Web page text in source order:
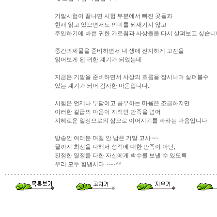
기말시험이 끝나면 시험 부분에서 빠진 곳들과
현재 읽고 있으면서도 의미를 되새기지 않고
주입하기에 바쁜 귀한 가르침과 사상들을 다시 살펴보고 싶습
중간과제물을 준비하면서 내 생애 진지하게 고전을
읽어보게 된 귀한 계기가 되었는데
지금은 기말을 준비하면서 사상의 흐름을 잠시나마 살펴볼수
있는 계기가 되어 감사한 마음입니다..
시험은 언제나 부담이고 공부하는 마음은 조급하지만
이러한 갈급의 마음이 지적인 만족을 넘어
지혜로운 일상으로의 삶으로 이어지기를 바라는 마음입니다.
방송인 여러분 며칠 안 남은 기말 고사 ~~
끝까지 최선을 다해서 성적에 대한 만족이 아닌,
진정한 열정을 다한 자신에게 박수를 보낼 수 있도록
우리 모두 힘냅시다 ~~~^^